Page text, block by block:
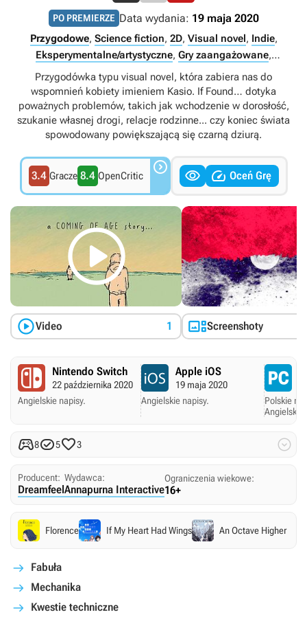
PO PREMIERZE Data wydania: 19 maja 2020
Przygodowe, Science fiction, 2D, Visual novel, Indie,
Eksperymentalne/artystyczne, Gry zaangażowane,
Singleplayer
Przygodówka typu visual novel, która zabiera nas do
wspomnień kobiety imieniem Kasio. If Found… dotyka
poważnych problemów, takich jak wchodzenie w dorosłość,
szukanie własnej drogi, relacje rodzinne... czy koniec świata
spowodowany powiększającą się czarną dziurą.
3.4 Gracze 8.4 OpenCritic    Oceń Grę

Video 1 Screenshoty
Nintendo Switch
22 października 2020
Angielskie napisy.
Apple iOS
19 maja 2020
Angielskie napisy.
Polskie
Angielskie
853 
Producent:
Dreamfeel
Wydawca:
Annapurna Interactive
Ograniczenia wiekowe:
16+
Florence If My Heart Had Wings An Octave Higher
Fabuła
Mechanika
Kwestie techniczne